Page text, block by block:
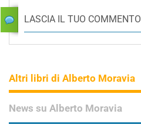
LASCIA IL TUO COMMENTO
Altri libri di Alberto Moravia
News su Alberto Moravia